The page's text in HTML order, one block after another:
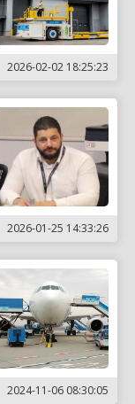
2026-02-02 18:25:23
2026-01-25 14:33:26
2024-11-06 08:30:05